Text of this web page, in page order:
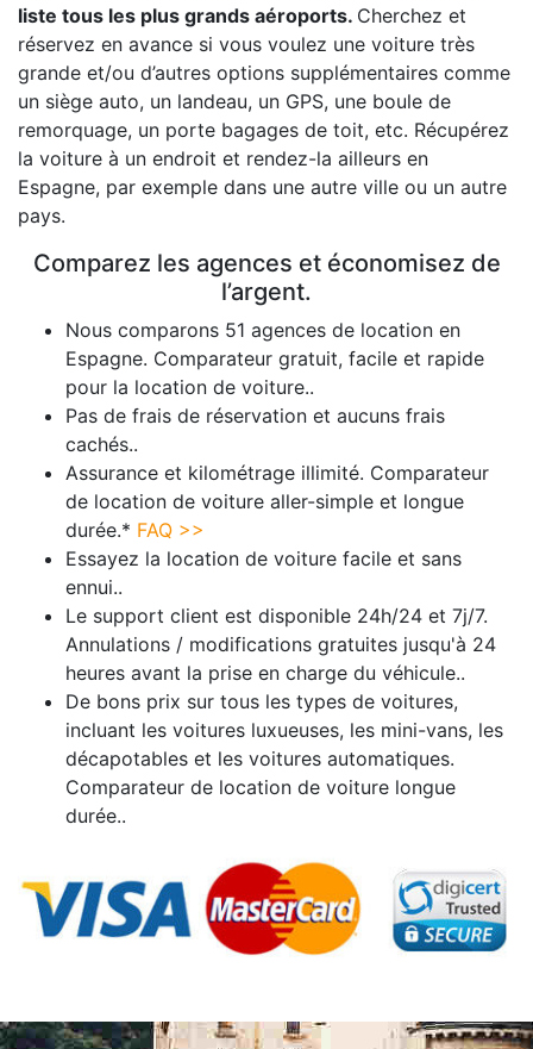
liste tous les plus grands aéroports. Cherchez et
réservez en avance si vous voulez une voiture très
grande et/ou d’autres options supplémentaires comme
un siège auto, un landeau, un GPS, une boule de
remorquage, un porte bagages de toit, etc. Récupérez
la voiture à un endroit et rendez-la ailleurs en
Espagne, par exemple dans une autre ville ou un autre
pays.
Comparez les agences et économisez de
l’argent.
Nous comparons 51 agences de location en
Espagne. Comparateur gratuit, facile et rapide
pour la location de voiture..
Pas de frais de réservation et aucuns frais
cachés..
Assurance et kilométrage illimité. Comparateur
de location de voiture aller-simple et longue
durée.* FAQ >>
Essayez la location de voiture facile et sans
ennui..
Le support client est disponible 24h/24 et 7j/7.
Annulations / modifications gratuites jusqu'à 24
heures avant la prise en charge du véhicule..
De bons prix sur tous les types de voitures,
incluant les voitures luxueuses, les mini-vans, les
décapotables et les voitures automatiques.
Comparateur de location de voiture longue
durée..